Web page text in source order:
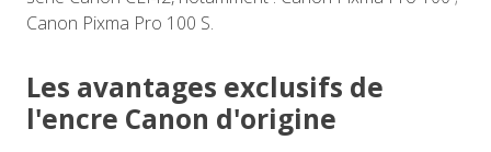
Canon Pixma Pro 100 S.
Les avantages exclusifs de
l'encre Canon d'origine